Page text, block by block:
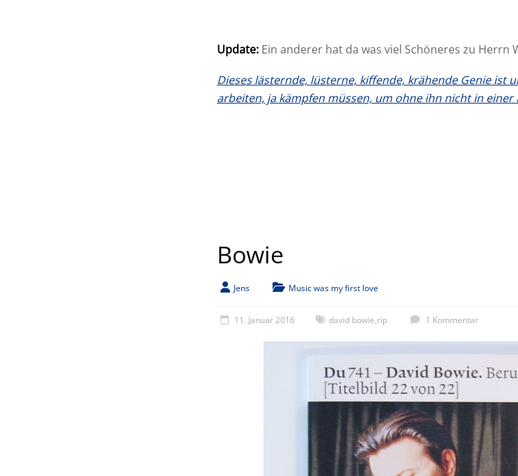
Update: Ein anderer hat da was viel Schöneres zu Herrn
Dieses lästernde, lüsterne, kiffende, krähende Genie ist
arbeiten, ja kämpfen müssen, um ohne ihn nicht in einer
Bowie
Jens Music was my first love
11. Januar 2016 david bowie,rip 1 Kommentar